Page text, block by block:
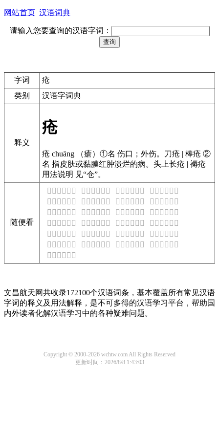
网站首页 汉语词典
请输入您要查询的汉语字词：
字词
疮
类别
汉语字词典
释义
疮
疮 chuāng （瘡）①名 伤口；外伤。刀疮 | 棒疮 ②
名 指皮肤或黏膜红肿溃烂的病。头上长疮 | 褥疮
用法说明 见“仓”。
随便看
𫈠是什么意思 𫈡是什么意思 𫈢是什么意思
𫈣是什么意思
𫈤是什么意思
𫈥是什么意思 𫈦是什么意思
𫈧是什么意思
𫈨是什么意思
𫈩是什么意思 𫈪是什么意思
𫈫是什么意思
𫈬是什么意思
𫈭是什么意思 𫈮是什么意思
𫈯是什么意思
𫈰是什么意思
𫈱是什么意思 𫈲是什么意思
𫈳是什么意思
𫈴是什么意思
𫈵是什么意思 𫈶是什么意思
𫈷是什么意思
𫈸是什么意思
文昌航天网共收录172100个汉语词条，基本覆盖所有常见汉语
字词的释义及用法解释，是不可多得的汉语学习平台，帮助国
内外读者化解汉语学习中的各种疑难问题。
Copyright © 2000-2026 wchtw.com All Rights Reserved
更新时间：2026/8/8 1:43:03